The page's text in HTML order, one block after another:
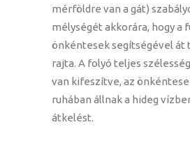
mérföldre van a gát)
mélységét akkorára, hogy a
önkéntesek segítségével át
rajta. A folyó teljes
van kifeszítve, az
ruhában állnak a hideg
átkelést.